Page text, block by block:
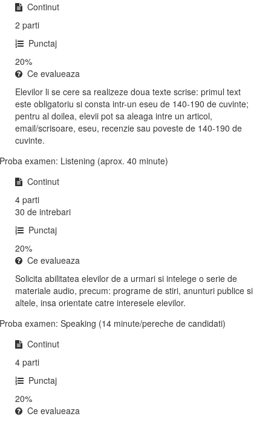
Continut
2 parti
Punctaj
20%
Ce evalueaza
Elevilor li se cere sa realizeze doua texte scrise: primul text
este obligatoriu si consta intr-un eseu de 140-190 de cuvinte;
pentru al doilea, elevii pot sa aleaga intre un articol,
email/scrisoare, eseu, recenzie sau poveste de 140-190 de
cuvinte.
Proba examen: Listening (aprox. 40 minute)
Continut
4 parti
30 de intrebari
Punctaj
20%
Ce evalueaza
Solicita abilitatea elevilor de a urmari si intelege o serie de
materiale audio, precum: programe de stiri, anunturi publice si
altele, insa orientate catre interesele elevilor.
Proba examen: Speaking (14 minute/pereche de candidati)
Continut
4 parti
Punctaj
20%
Ce evalueaza